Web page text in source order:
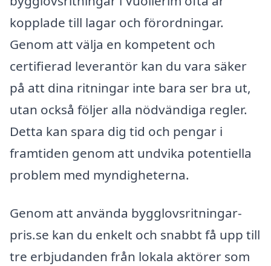
kopplade till lagar och förordningar.
Genom att välja en kompetent och
certifierad leverantör kan du vara säker
på att dina ritningar inte bara ser bra ut,
utan också följer alla nödvändiga regler.
Detta kan spara dig tid och pengar i
framtiden genom att undvika potentiella
problem med myndigheterna.
Genom att använda bygglovsritningar-
pris.se kan du enkelt och snabbt få upp till
tre erbjudanden från lokala aktörer som